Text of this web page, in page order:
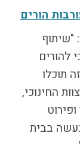
הורים
"שיתוף
להורים
תוכלו
החינוכי,
בבית